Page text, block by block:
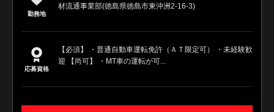
勤務地
材流通事業部(徳島県徳島市東沖洲2-16-3)
応募資格
【必須】 ・普通自動車運転免許（ＡＴ限定可） ・未経験歓
迎 【尚可】 ・MT車の運転が可...